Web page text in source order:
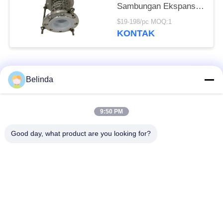
Sambungan Ekspansi
Fleksibel Berlapis Ptfe
Tahan Tinggi
$19-198/pc MOQ:1
KONTAK
Bad Request
Sambungan Ekspansi
Belinda
9:50 PM
Good day, what product are you looking for?